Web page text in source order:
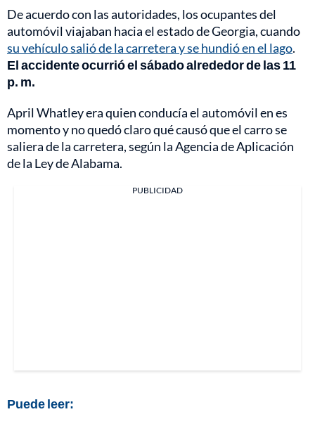
De acuerdo con las autoridades, los ocupantes del
automóvil viajaban hacia el estado de Georgia, cuando
su vehículo salió de la carretera y se hundió en el lago.
El accidente ocurrió el sábado alrededor de las 11
p. m.
April Whatley era quien conducía el automóvil en es
momento y no quedó claro qué causó que el carro se
saliera de la carretera, según la Agencia de Aplicación
de la Ley de Alabama.
PUBLICIDAD
Puede leer: